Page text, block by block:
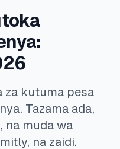
za kutuma pesa
Tazama ada,
na muda wa
na zaidi.